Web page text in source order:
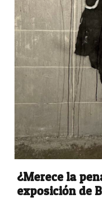
¿Merece la
exposición de